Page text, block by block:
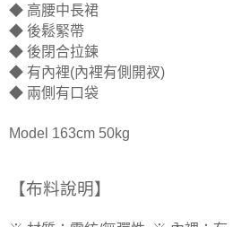
◆ 高腰中長裙
◆ 後鬆緊帶
◆ 後閉合拉鍊
◆ 有內裡(內裡有側開衩)
◆ 兩側有口袋
Model 163cm 50kg
【布料說明】